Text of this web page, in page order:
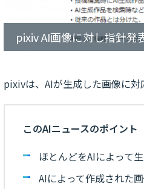
pixiv AI画像に対し指針発
pixivは、AIが生成した画像に対
このAIニュースのポイント
ほとんどをAIによって
AIによって作成された